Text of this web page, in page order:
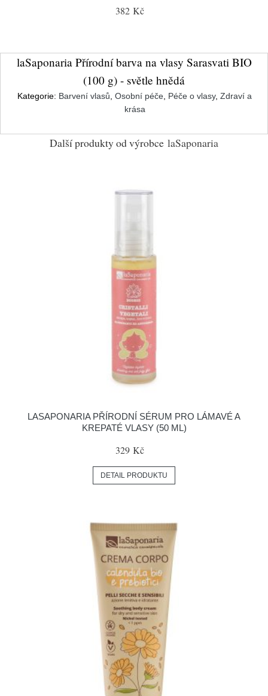
382 Kč
laSaponaria Přírodní barva na vlasy Sarasvati BIO
(100 g) - světle hnědá
Kategorie: Barvení vlasů Osobní péče Péče o vlasy, Zdraví a
krása
Další produkty od výrobce laSaponaria
LASAPONARIA PŘÍRODNÍ SÉRUM PRO LÁMAVÉ A
KREPATÉ VLASY (50 ML)
329 Kč
DETAIL PRODUKTU